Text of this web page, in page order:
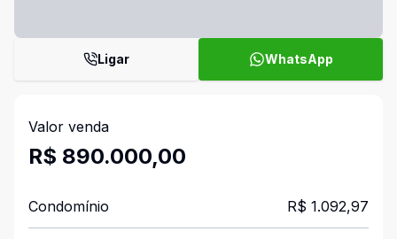
Ligar WhatsApp
Valor venda
R$ 890.000,00
Condomínio R$ 1.092,97